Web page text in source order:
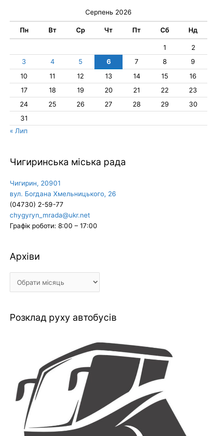
Серпень 2026
Пн Вт Ср Чт Пт Сб Нд
1
2
3
4 5 6 7 8
9
10
11 12 13 14 15
16
17
18 19 20 21 22
23
24
25 26 27 28 29
30
31
« Лип
Чигиринська міська рада
Чигирин, 20901
вул. Богдана Хмельницького, 26
(04730) 2-59-77
chygyryn_mrada@ukr.net
Графік роботи: 8:00 – 17:00
Архіви
Архіви
Розклад руху автобусів